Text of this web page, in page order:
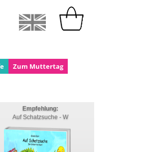
Zum Muttertag
Empfehlung:
Auf Schatzsuche - W